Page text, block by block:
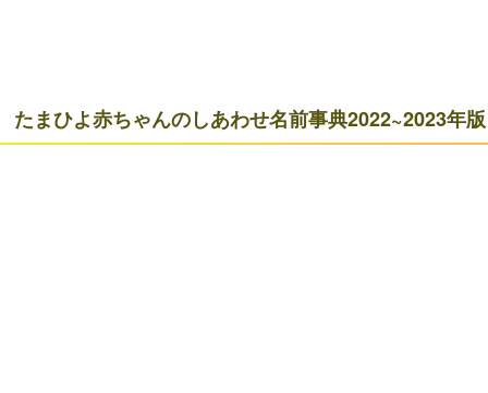
たまひよ赤ちゃんのしあわせ名前事典2022~2023年版